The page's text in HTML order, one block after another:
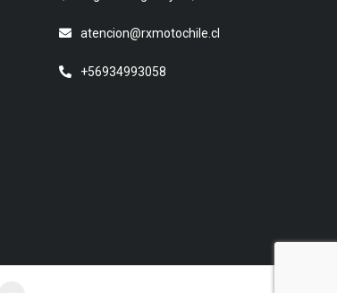
atencion@rxmotochile.cl
+56934993058